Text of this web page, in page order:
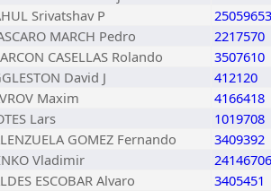
Srivatshav P
25059653
MARCH Pedro
2217570
CASELLAS Rolando
3507610
David J
412120
Maxim
4166418
Lars
1019708
GOMEZ Fernando
3409392
Vladimir
24146706
ESCOBAR Alvaro
3405451